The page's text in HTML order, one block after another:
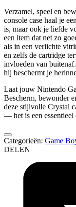
Verzamel, speel en
console case haal je
is, maar ook je liefde
een item dat net zo
als in een verlichte
en zelfs de cartridge
invloeden van
hij beschermt je
Laat jouw Nintendo
Bescherm, bewonder
deze stijlvolle Crystal
— het is een essentieel
Categorieën: Game
DELEN